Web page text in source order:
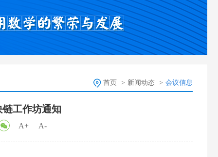
首页 > 新闻动态 > 会议信息
工作坊通知
A+ A-